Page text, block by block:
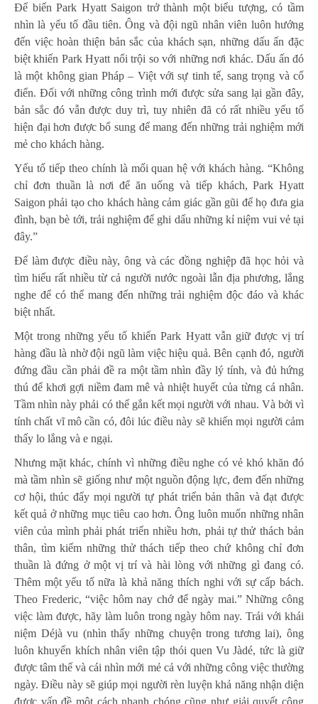
Để biến Park Hyatt Saigon trở thành một biểu tượng, có tầm
nhìn là yếu tố đầu tiên. Ông và đội ngũ nhân viên luôn hướng
đến việc hoàn thiện bản sắc của khách sạn, những dấu ấn đặc
biệt khiến Park Hyatt nổi trội so với những nơi khác. Dấu ấn đó
là một không gian Pháp – Việt với sự tinh tế, sang trọng và cổ
điển. Đối với những công trình mới được sửa sang lại gần đây,
bản sắc đó vẫn được duy trì, tuy nhiên đã có rất nhiều yếu tố
hiện đại hơn được bổ sung để mang đến những trải nghiệm mới
mẻ cho khách hàng.
Yếu tố tiếp theo chính là mối quan hệ với khách hàng. “Không
chỉ đơn thuần là nơi để ăn uống và tiếp khách, Park Hyatt
Saigon phải tạo cho khách hàng cảm giác gần gũi để họ đưa gia
đình, bạn bè tới, trải nghiệm để ghi dấu những kỉ niệm vui vẻ tại
đây.”
Để làm được điều này, ông và các đồng nghiệp đã học hỏi và
tìm hiểu rất nhiều từ cả người nước ngoài lẫn địa phương, lắng
nghe để có thể mang đến những trải nghiệm độc đáo và khác
biệt nhất.
Một trong những yếu tố khiến Park Hyatt vẫn giữ được vị trí
hàng đầu là nhờ đội ngũ làm việc hiệu quả. Bên cạnh đó, người
đứng đầu cần phải đề ra một tầm nhìn đầy lý tính, và đủ hứng
thú để khơi gợi niềm đam mê và nhiệt huyết của từng cá nhân.
Tầm nhìn này phải có thể gắn kết mọi người với nhau. Và bởi vì
tính chất vĩ mô cần có, đôi lúc điều này sẽ khiến mọi người cảm
thấy lo lắng và e ngại.
Nhưng mặt khác, chính vì những điều nghe có vẻ khó khăn đó
mà tầm nhìn sẽ giống như một nguồn động lực, đem đến những
cơ hội, thúc đẩy mọi người tự phát triển bản thân và đạt được
kết quả ở những mục tiêu cao hơn. Ông luôn muốn những nhân
viên của mình phải phát triển nhiều hơn, phải tự thử thách bản
thân, tìm kiếm những thử thách tiếp theo chứ không chỉ đơn
thuần là đứng ở một vị trí và hài lòng với những gì đang có.
Thêm một yếu tố nữa là khả năng thích nghi với sự cấp bách.
Theo Frederic, “việc hôm nay chớ để ngày mai.” Những công
việc làm được, hãy làm luôn trong ngày hôm nay. Trái với khái
niệm Déjà vu (nhìn thấy những chuyện trong tương lai), ông
luôn khuyến khích nhân viên tập thói quen Vu Jàdé, tức là giữ
được tâm thế và cái nhìn mới mẻ cả với những công việc thường
ngày. Điều này sẽ giúp mọi người rèn luyện khả năng nhận diện
được vấn đề một cách nhanh chóng cũng như giải quyết công